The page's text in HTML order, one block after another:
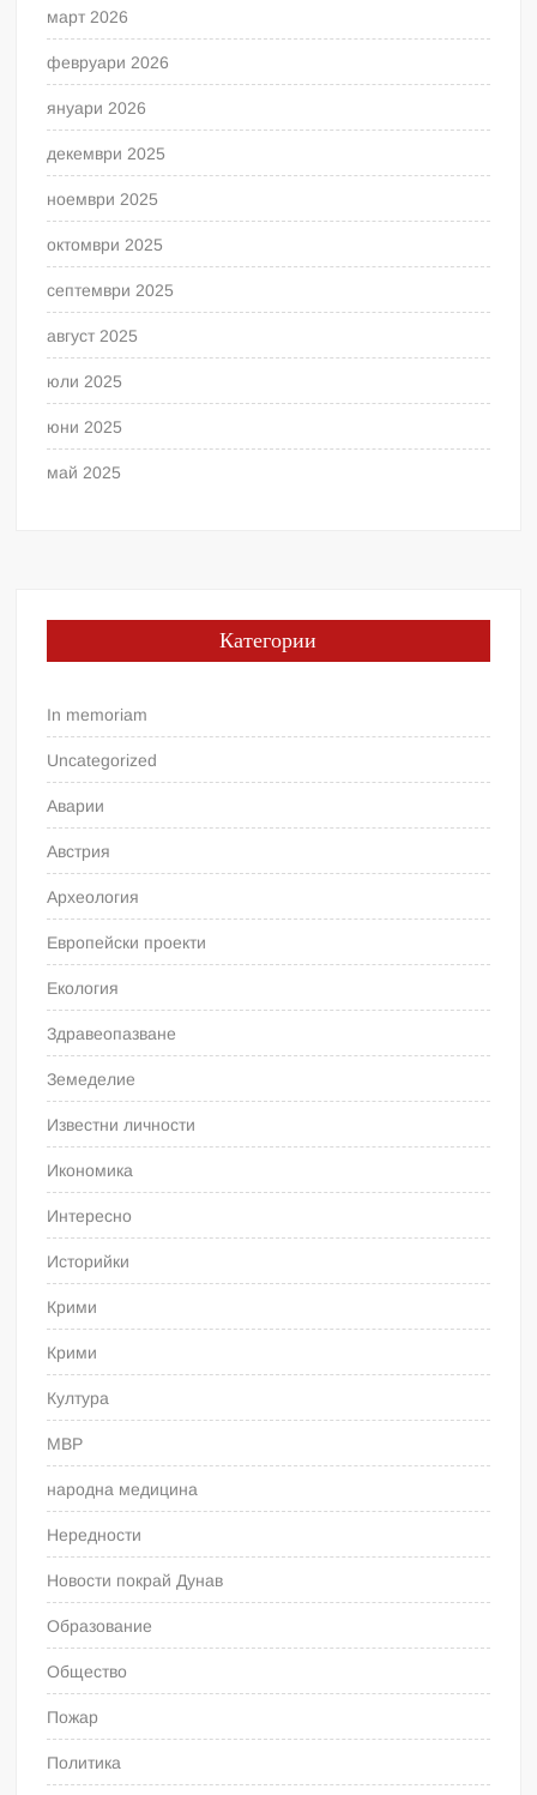
март 2026
февруари 2026
януари 2026
декември 2025
ноември 2025
октомври 2025
септември 2025
август 2025
юли 2025
юни 2025
май 2025
Категории
In memoriam
Uncategorized
Аварии
Австрия
Археология
Европейски проекти
Екология
Здравеопазване
Земеделие
Известни личности
Икономика
Интересно
Историйки
Крими
Крими
Култура
МВР
народна медицина
Нередности
Новости покрай Дунав
Образование
Общество
Пожар
Политика